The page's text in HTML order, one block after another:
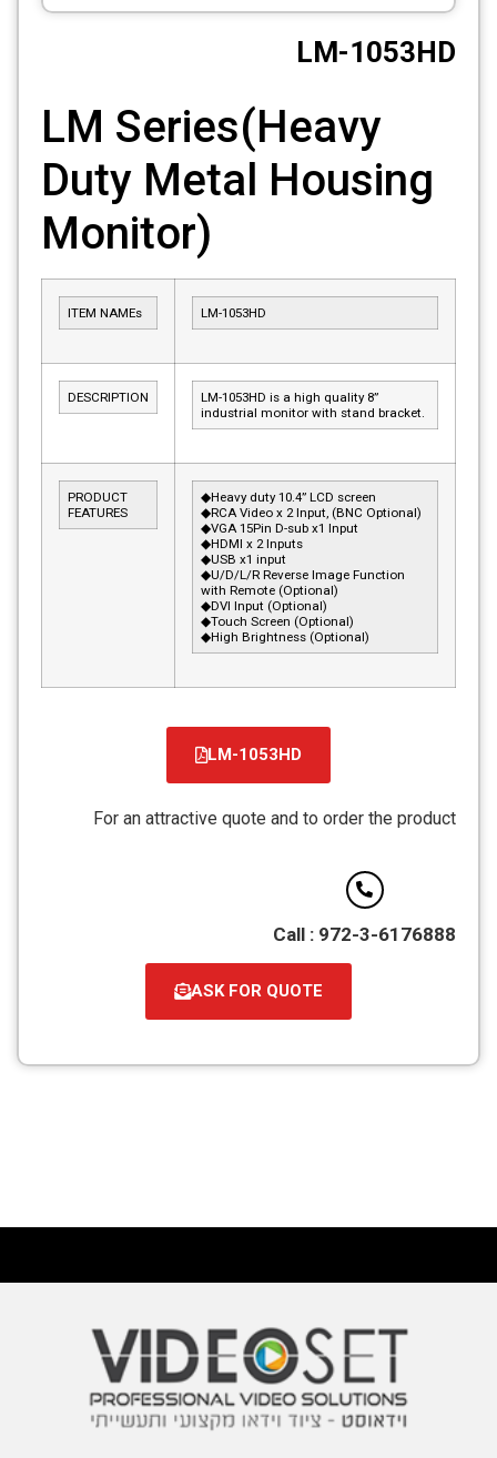
LM-1053HD
LM Series(Heavy
Duty Metal Housing
Monitor)
ITEM NAMEs LM-1053HD
DESCRIPTION
LM-1053HD is a high quality 8”
industrial monitor with stand bracket.
PRODUCT
FEATURES
◆Heavy duty 10.4” LCD screen
◆RCA Video x 2 Input, (BNC Optional)
◆VGA 15Pin D-sub x1 Input
◆HDMI x 2 Inputs
◆USB x1 input
◆U/D/L/R Reverse Image Function
with Remote (Optional)
◆DVI Input (Optional)
◆Touch Screen (Optional)
◆High Brightness (Optional)
LM-1053HD
קובץ
PDF
For an attractive quote and to order the product
Call : 972-3-6176888
ASK FOR QUOTE